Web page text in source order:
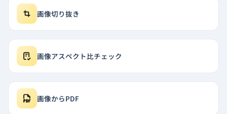
画像切り抜き
画像アスペクト比チェック
画像からPDF